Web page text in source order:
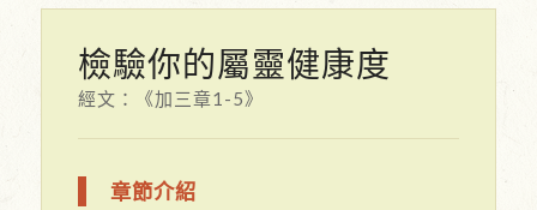
檢驗你的屬靈健康度
經文：《加三章1-5》
章節介紹